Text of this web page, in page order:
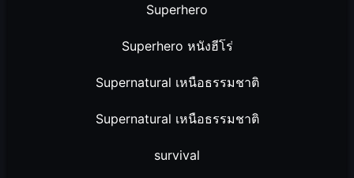
Superhero
Superhero หนังฮีโร่
Supernatural เหนือธรรมชาติ
Supernatural เหนือธรรมชาติ
survival